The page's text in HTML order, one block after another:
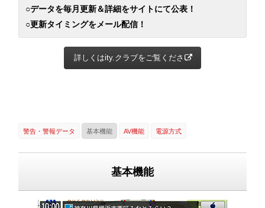
○データを毎月更新＆詳細をサイトにて公表！
○更新タイミングをメール配信！
詳しくはity.クラブをご覧ください
警告・警報データ 基本機能 AV機能 電源方式
基本機能